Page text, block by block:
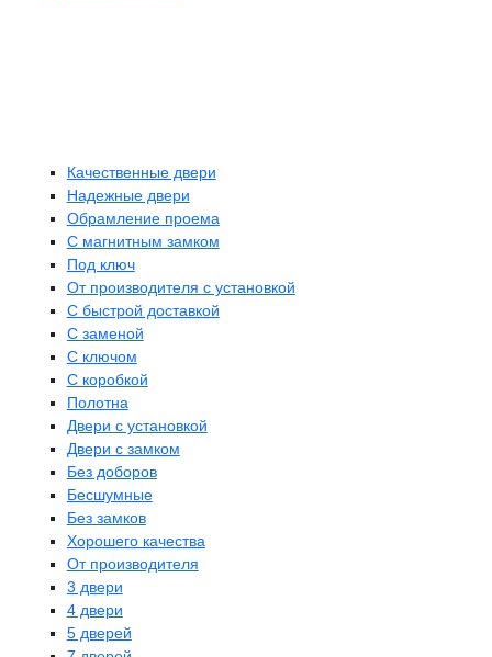
Качественные двери
Надежные двери
Обрамление проема
С магнитным замком
Под ключ
От производителя с установкой
С быстрой доставкой
С заменой
С ключом
С коробкой
Полотна
Двери с установкой
Двери с замком
Без доборов
Бесшумные
Без замков
Хорошего качества
От производителя
3 двери
4 двери
5 дверей